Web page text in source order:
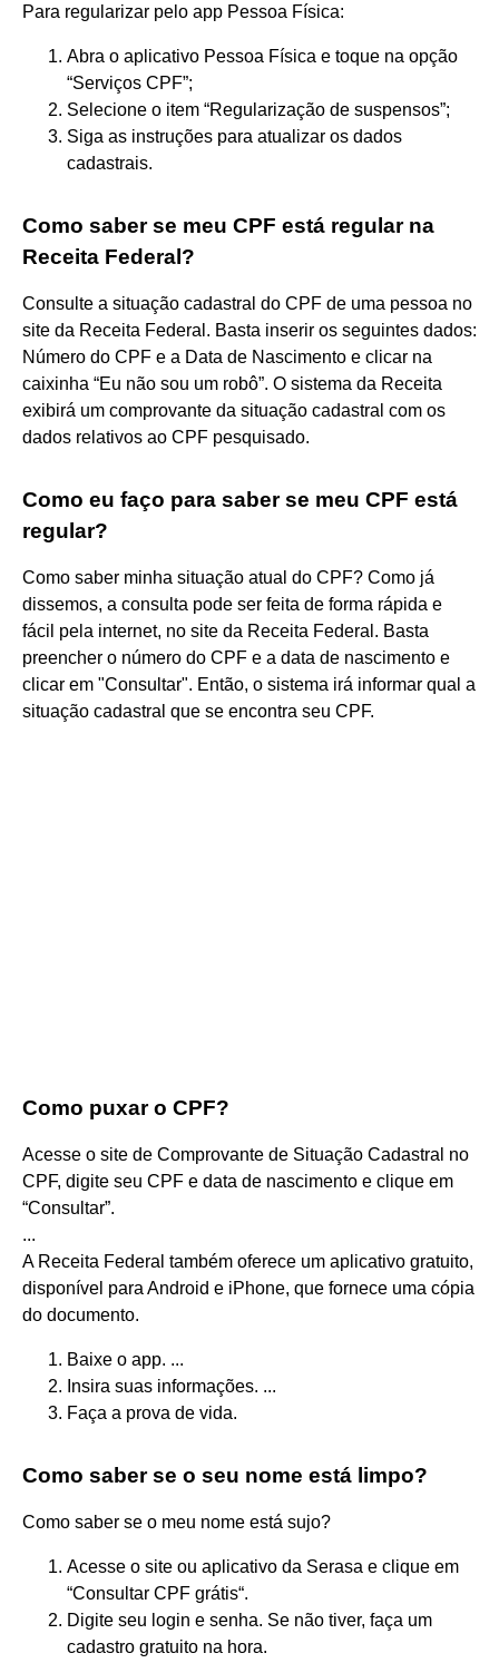
Para regularizar pelo app Pessoa Física:
Abra o aplicativo Pessoa Física e toque na opção
“Serviços CPF”;
Selecione o item “Regularização de suspensos”;
Siga as instruções para atualizar os dados
cadastrais.
Como saber se meu CPF está regular na
Receita Federal?
Consulte a situação cadastral do CPF de uma pessoa no
site da Receita Federal. Basta inserir os seguintes dados:
Número do CPF e a Data de Nascimento e clicar na
caixinha “Eu não sou um robô”. O sistema da Receita
exibirá um comprovante da situação cadastral com os
dados relativos ao CPF pesquisado.
Como eu faço para saber se meu CPF está
regular?
Como saber minha situação atual do CPF? Como já
dissemos, a consulta pode ser feita de forma rápida e
fácil pela internet, no site da Receita Federal. Basta
preencher o número do CPF e a data de nascimento e
clicar em "Consultar". Então, o sistema irá informar qual a
situação cadastral que se encontra seu CPF.
Como puxar o CPF?
Acesse o site de Comprovante de Situação Cadastral no
CPF, digite seu CPF e data de nascimento e clique em
“Consultar”.
...
A Receita Federal também oferece um aplicativo gratuito,
disponível para Android e iPhone, que fornece uma cópia
do documento.
Baixe o app. ...
Insira suas informações. ...
Faça a prova de vida.
Como saber se o seu nome está limpo?
Como saber se o meu nome está sujo?
Acesse o site ou aplicativo da Serasa e clique em
“Consultar CPF grátis“.
Digite seu login e senha. Se não tiver, faça um
cadastro gratuito na hora.